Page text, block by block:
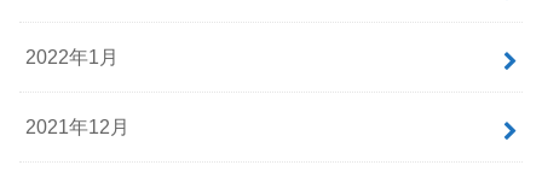
2022年1月
2021年12月